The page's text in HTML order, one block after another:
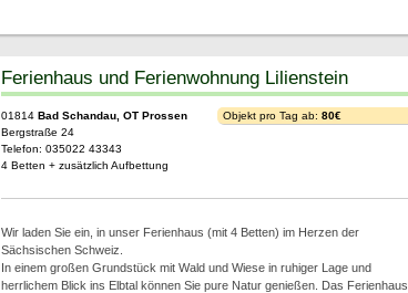
Ferienhaus und Ferienwohnung Lilienstein
01814 Bad Schandau, OT Prossen
Bergstraße 24
Telefon: 035022 43343
4 Betten + zusätzlich Aufbettung
Objekt pro Tag ab: 80€
Wir laden Sie ein, in unser Ferienhaus (mit 4 Betten) im Herzen der
Sächsischen Schweiz.
In einem großen Grundstück mit Wald und Wiese in ruhiger Lage und
herrlichem Blick ins Elbtal können Sie pure Natur genießen. Das Ferienhaus